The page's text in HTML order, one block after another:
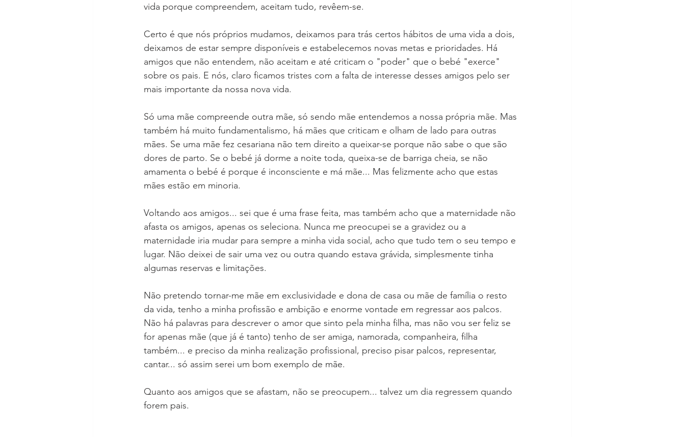
vida porque compreendem, aceitam tudo, revêem-se.
Certo é que nós próprios mudamos, deixamos para trás certos hábitos de uma vida a dois,
deixamos de estar sempre disponíveis e estabelecemos novas metas e prioridades. Há
amigos que não entendem, não aceitam e até criticam o "poder" que o bebé "exerce"
sobre os pais. E nós, claro ficamos tristes com a falta de interesse desses amigos pelo ser
mais importante da nossa nova vida.
Só uma mãe compreende outra mãe, só sendo mãe entendemos a nossa própria mãe. Mas
também há muito fundamentalismo, há mães que criticam e olham de lado para outras
mães. Se uma mãe fez cesariana não tem direito a queixar-se porque não sabe o que são
dores de parto. Se o bebé já dorme a noite toda, queixa-se de barriga cheia, se não
amamenta o bebé é porque é inconsciente e má mãe... Mas felizmente acho que estas
mães estão em minoria.
Voltando aos amigos... sei que é uma frase feita, mas também acho que a maternidade não
afasta os amigos, apenas os seleciona. Nunca me preocupei se a gravidez ou a
maternidade iria mudar para sempre a minha vida social, acho que tudo tem o seu tempo e
lugar. Não deixei de sair uma vez ou outra quando estava grávida, simplesmente tinha
algumas reservas e limitações.
Não pretendo tornar-me mãe em exclusividade e dona de casa ou mãe de família o resto
da vida, tenho a minha profissão e ambição e enorme vontade em regressar aos palcos.
Não há palavras para descrever o amor que sinto pela minha filha, mas não vou ser feliz se
for apenas mãe (que já é tanto) tenho de ser amiga, namorada, companheira, filha
também... e preciso da minha realização profissional, preciso pisar palcos, representar,
cantar... só assim serei um bom exemplo de mãe.
Quanto aos amigos que se afastam, não se preocupem... talvez um dia regressem quando
forem pais.